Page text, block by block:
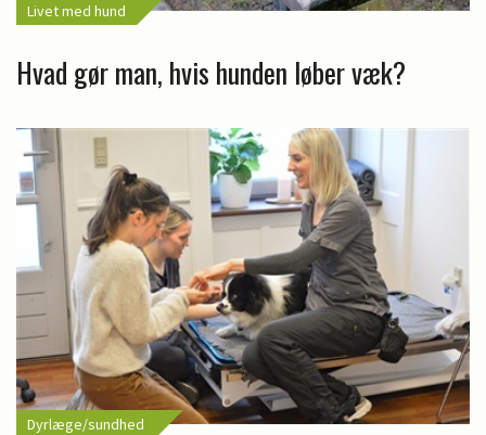
Livet med hund
Hvad gør man, hvis hunden løber væk?
Dyrlæge/sundhed